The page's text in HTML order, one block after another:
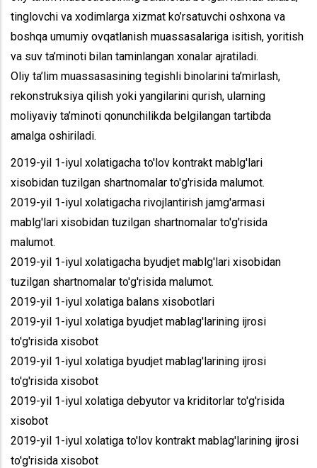
tinglovchi va xodimlarga xizmat ko’rsatuvchi oshxona va
boshqa umumiy ovqatlanish muassasalariga isitish, yoritish
va suv ta’minoti bilan taminlangan xonalar ajratiladi.
Oliy ta’lim muassasasining tegishli binolarini ta’mirlash,
rekonstruksiya qilish yoki yangilarini qurish, ularning
moliyaviy ta’minoti qonunchilikda belgilangan tartibda
amalga oshiriladi.
2019-yil 1-iyul xolatigacha to'lov kontrakt mablg'lari
xisobidan tuzilgan shartnomalar to'g'risida malumot.
2019-yil 1-iyul xolatigacha rivojlantirish jamg'armasi
mablg'lari xisobidan tuzilgan shartnomalar to'g'risida
malumot.
2019-yil 1-iyul xolatigacha byudjet mablg'lari xisobidan
tuzilgan shartnomalar to'g'risida malumot.
2019-yil 1-iyul xolatiga balans xisobotlari
2019-yil 1-iyul xolatiga byudjet mablag'larining ijrosi
to'g'risida xisobot
2019-yil 1-iyul xolatiga byudjet mablag'larining ijrosi
to'g'risida xisobot
2019-yil 1-iyul xolatiga debyutor va kriditorlar to'g'risida
xisobot
2019-yil 1-iyul xolatiga to'lov kontrakt mablag'larining ijrosi
to'g'risida xisobot